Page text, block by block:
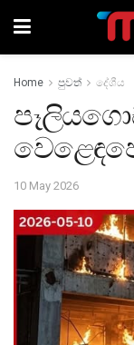
Home පුවත් දේශීය
10 May 2026